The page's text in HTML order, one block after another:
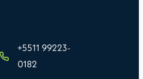
+5511 99223-
0182